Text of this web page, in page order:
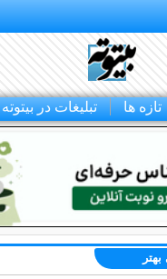
تازه ها تبلیغات در بیتوته